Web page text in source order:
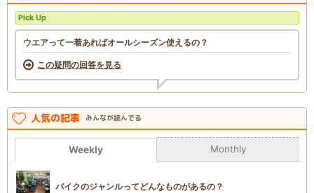
Pick Up
ウエアって一着あればオールシーズン使えるの？
この疑問の回答を見る
人気の記事 みんなが読んでる
Weekly Monthly
バイクのジャンルってどんなものがあるの？